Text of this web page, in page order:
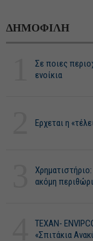
ΔΗΜΟΦΙΛΗ
Σε ποιες
ενοίκια
Ερχεται η
ακόμη
ΤΕΧΑΝ-
«Σπιτάκια